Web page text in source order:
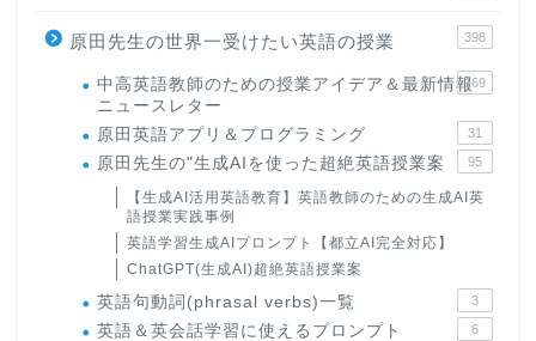
原田先生の世界一受けたい英語の授業 398
中高英語教師のための授業アイデア＆最新情報
ニュースレター
169
原田英語アプリ＆プログラミング 31
原田先生の"生成AIを使った超絶英語授業案 95
【生成AI活用英語教育】英語教師のための生成AI英
語授業実践事例
英語学習生成AIプロンプト【都立AI完全対応】
ChatGPT(生成AI)超絶英語授業案
英語句動詞(phrasal verbs)一覧 3
英語＆英会話学習に使えるプロンプト 6